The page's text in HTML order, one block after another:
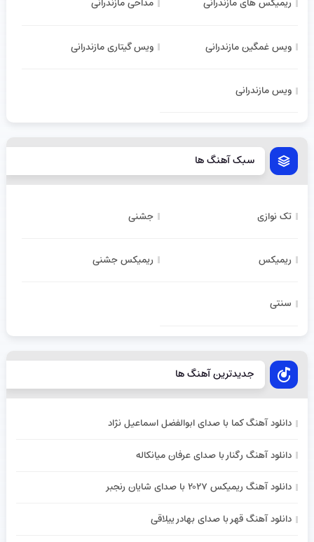
ریمیکس های مازندرانی مداحی مازندرانی
ویس غمگین مازندرانی ویس گیتاری مازندرانی
ویس مازندرانی
سبک آهنگ ها
تک نوازی جشنی
ریمیکس ریمیکس جشنی
سنتی
جدیدترین آهنگ ها
دانلود آهنگ کما با صدای ابوالفضل اسماعیل نژاد
دانلود آهنگ رگنار با صدای عرفان میانکاله
دانلود آهنگ ریمیکس ۲۰۲۷ با صدای شایان رنجبر
دانلود آهنگ قهر با صدای بهادر ییلاقی